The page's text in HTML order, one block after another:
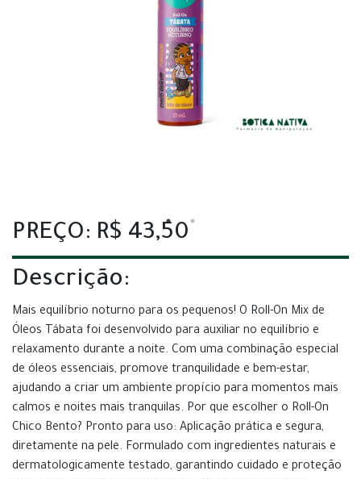
PREÇO: R$ 43,50
Descrição:
Mais equilíbrio noturno para os pequenos! O Roll-On Mix de
Óleos Tábata foi desenvolvido para auxiliar no equilíbrio e
relaxamento durante a noite. Com uma combinação especial
de óleos essenciais, promove tranquilidade e bem-estar,
ajudando a criar um ambiente propício para momentos mais
calmos e noites mais tranquilas. Por que escolher o Roll-On
Chico Bento? Pronto para uso: Aplicação prática e segura,
diretamente na pele. Formulado com ingredientes naturais e
dermatologicamente testado, garantindo cuidado e proteção